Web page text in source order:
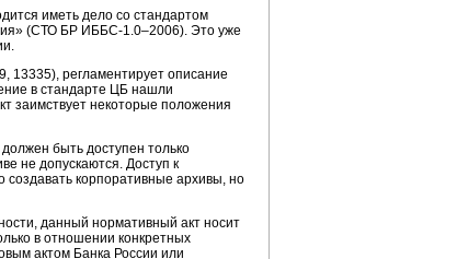
иметь дело со стандартом
(СТО БР ИББС-1.0–2006). Это уже
13335), регламентирует описание
в стандарте ЦБ нашли
заимствует некоторые положения
быть доступен только
не допускаются. Доступ к
корпоративные архивы, но
данный нормативный акт носит
в отношении конкретных
актом Банка России или